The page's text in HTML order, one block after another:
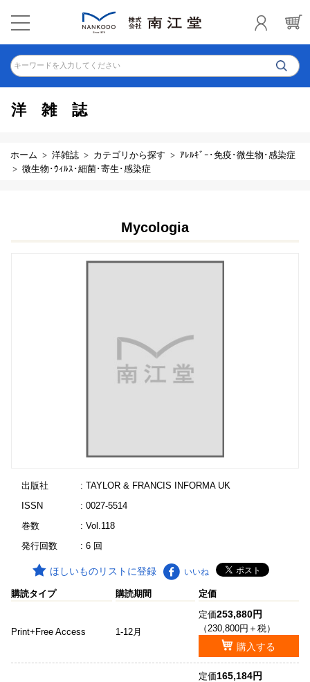
キーワードを入力してください
洋雑誌
ホーム 洋雑誌 カテゴリから探す
ｱﾚﾙｷﾞｰ･免疫･微生物･感染症
微生物･ｳｨﾙｽ･細菌･寄生･感染症
Mycologia
出版社
: TAYLOR & FRANCIS INFORMA UK
ISSN
: 0027-5514
巻数
: Vol.118
発行回数
: 6 回
ほしいものリストに登録 いいね
購読タイプ 購読期間 定価
Print+Free Access 1-12月
定価253,880円
（230,800円＋税）
購入する
定価165,184円